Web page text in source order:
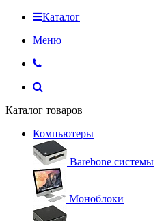
Каталог
Меню
Каталог товаров
Компьютеры
Barebone системы
Моноблоки